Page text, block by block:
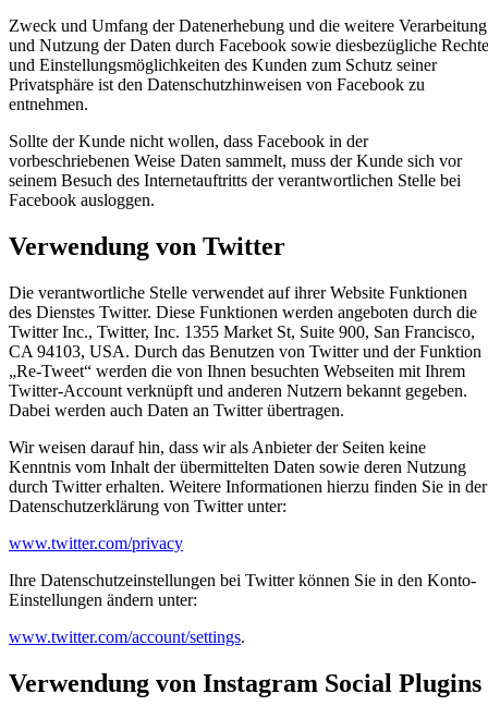
Zweck und Umfang der Datenerhebung und die weitere Verarbeitung
und Nutzung der Daten durch Facebook sowie diesbezügliche Rechte
und Einstellungsmöglichkeiten des Kunden zum Schutz seiner
Privatsphäre ist den Datenschutzhinweisen von Facebook zu
entnehmen.
Sollte der Kunde nicht wollen, dass Facebook in der
vorbeschriebenen Weise Daten sammelt, muss der Kunde sich vor
seinem Besuch des Internetauftritts der verantwortlichen Stelle bei
Facebook ausloggen.
Verwendung von Twitter
Die verantwortliche Stelle verwendet auf ihrer Website Funktionen
des Dienstes Twitter. Diese Funktionen werden angeboten durch die
Twitter Inc., Twitter, Inc. 1355 Market St, Suite 900, San Francisco,
CA 94103, USA. Durch das Benutzen von Twitter und der Funktion
„Re-Tweet“ werden die von Ihnen besuchten Webseiten mit Ihrem
Twitter-Account verknüpft und anderen Nutzern bekannt gegeben.
Dabei werden auch Daten an Twitter übertragen.
Wir weisen darauf hin, dass wir als Anbieter der Seiten keine
Kenntnis vom Inhalt der übermittelten Daten sowie deren Nutzung
durch Twitter erhalten. Weitere Informationen hierzu finden Sie in der
Datenschutzerklärung von Twitter unter:
www.twitter.com/privacy
Ihre Datenschutzeinstellungen bei Twitter können Sie in den Konto-
Einstellungen ändern unter:
www.twitter.com/account/settings.
Verwendung von Instagram Social Plugins